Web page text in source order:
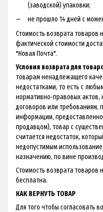
(заводской) упаковки;
не прошло 14 дней с
Стоимость возврата товаров
фактической стоимости
"Новая Почта".
Условия возврата для
товарам ненадлежащего
недостатками, то есть с
нормативно-правовых актов,
договоров или требованиям,
информации,
продавцом), товар с
считается недостаток,
недопустимым
назначению, по вине
Стоимость возврата товаров
бесплатна.
КАК ВЕРНУТЬ ТОВАР
Для того чтобы согласовать